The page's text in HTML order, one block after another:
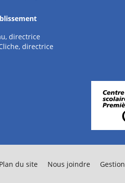
directrice
directrice
Plan du site Nous joindre